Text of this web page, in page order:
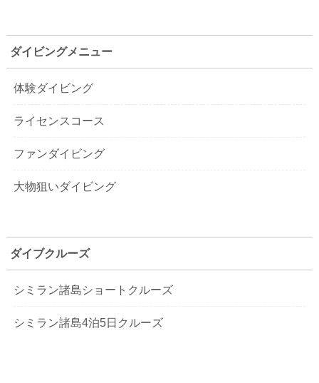
ダイビングメニュー
体験ダイビング
ライセンスコース
ファンダイビング
大物狙いダイビング
ダイブクルーズ
シミラン諸島ショートクルーズ
シミラン諸島4泊5日クルーズ